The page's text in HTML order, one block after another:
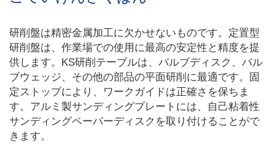
研削盤は精密金属加工に欠かせないものです。定置型
研削盤は、作業場での使用に最高の安定性と精度を提
供します。KS研削テーブルは、バルブディスク、バル
ブウェッジ、その他の部品の平面研削に最適です。固
定ストップにより、ワークガイドは正確さを保ちま
す。アルミ製サンディングプレートには、自己粘着性
サンディングペーパーディスクを取り付けることがで
きます。